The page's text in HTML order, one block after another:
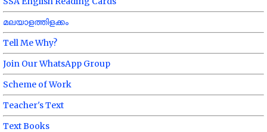
മലയാളത്തിളക്കം
Tell Me Why?
Join Our WhatsApp Group
Scheme of Work
Teacher's Text
Text Books